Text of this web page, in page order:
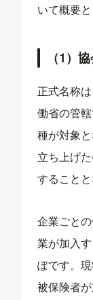
いて概要
（1）
正式名称
働省の管
種が対象
立ち上げ
することと
企業ごと
業が加入
ぽです。
被保険者が